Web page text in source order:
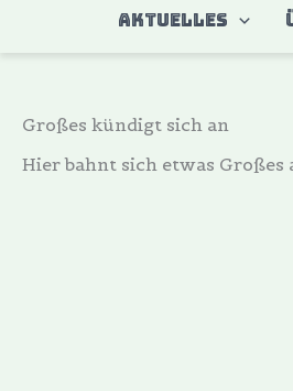
AKTUELLES
Großes kündigt sich an
Hier bahnt sich etwas